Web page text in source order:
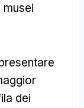
dei